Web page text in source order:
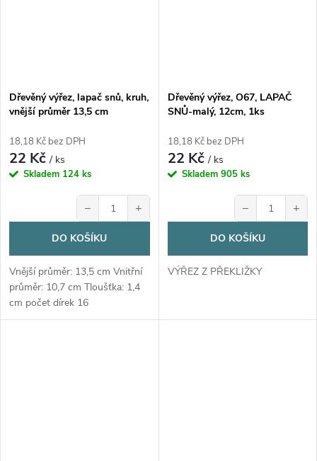
Dřevěný výřez, lapač snů, kruh,
vnější průměr 13,5 cm
18,18 Kč bez DPH
22 Kč/ ks
Skladem 124 ks
− +
DO KOŠÍKU
Vnější průměr: 13,5 cm Vnitřní
průměr: 10,7 cm Tloušťka: 1,4
cm počet dírek 16
Dřevěný výřez, O67, LAPAČ
SNŮ-malý, 12cm, 1ks
18,18 Kč bez DPH
22 Kč/ ks
Skladem 905 ks
− +
DO KOŠÍKU
VÝŘEZ Z PŘEKLIŽKY